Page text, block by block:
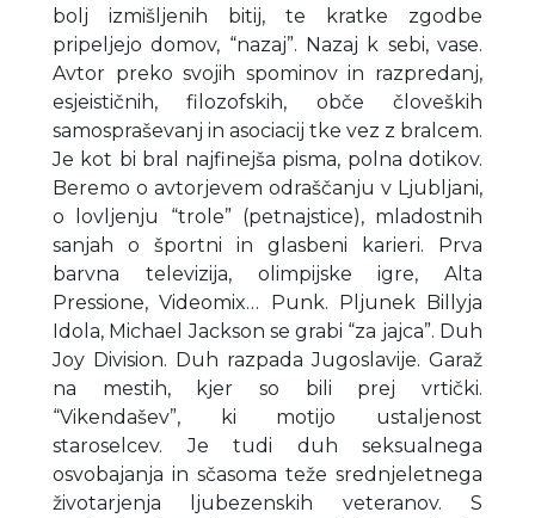
bolj izmišljenih bitij, te kratke zgodbe
pripeljejo domov, “nazaj”. Nazaj k sebi, vase.
Avtor preko svojih spominov in razpredanj,
esjeističnih, filozofskih, obče človeških
samospraševanj in asociacij tke vez z bralcem.
Je kot bi bral najfinejša pisma, polna dotikov.
Beremo o avtorjevem odraščanju v Ljubljani,
o lovljenju “trole” (petnajstice), mladostnih
sanjah o športni in glasbeni karieri. Prva
barvna televizija, olimpijske igre, Alta
Pressione, Videomix… Punk. Pljunek Billyja
Idola, Michael Jackson se grabi “za jajca”. Duh
Joy Division. Duh razpada Jugoslavije. Garaž
na mestih, kjer so bili prej vrtički.
“Vikendašev”, ki motijo ustaljenost
staroselcev. Je tudi duh seksualnega
osvobajanja in sčasoma teže srednjeletnega
životarjenja ljubezenskih veteranov. S